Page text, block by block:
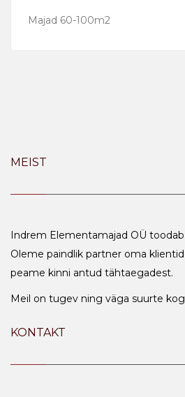
Majad 60-100m2
MEIST
Indrem Elementamajad OÜ
Oleme paindlik partner oma
peame kinni antud tähtaegadest.
Meil on tugev ning väga suurte
KONTAKT